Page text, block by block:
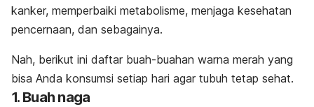
kanker, memperbaiki metabolisme, menjaga kesehatan
pencernaan, dan sebagainya.
Nah, berikut ini daftar buah-buahan warna merah yang
bisa Anda konsumsi setiap hari agar tubuh tetap sehat.
1. Buah naga